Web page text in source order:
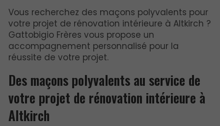
Vous recherchez des maçons polyvalents pour
votre projet de rénovation intérieure à Altkirch ?
Gattobigio Frères vous propose un
accompagnement personnalisé pour la
réussite de votre projet.
Des maçons polyvalents au service de
votre projet de rénovation intérieure à
Altkirch